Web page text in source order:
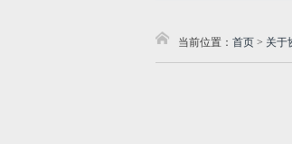
当前位置： 首页 > 关于